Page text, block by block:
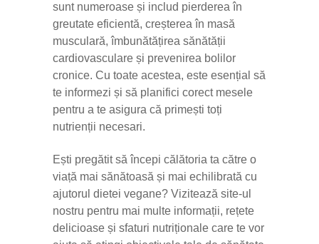
sunt numeroase și includ pierderea în
greutate eficientă, creșterea în masă
musculară, îmbunătățirea sănătății
cardiovasculare și prevenirea bolilor
cronice. Cu toate acestea, este esențial să
te informezi și să planifici corect mesele
pentru a te asigura că primești toți
nutrienții necesari.
Ești pregătit să începi călătoria ta către o
viață mai sănătoasă și mai echilibrată cu
ajutorul dietei vegane? Vizitează site-ul
nostru pentru mai multe informații, rețete
delicioase și sfaturi nutriționale care te vor